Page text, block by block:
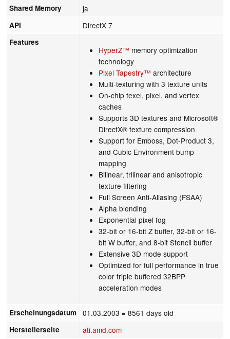
Shared Memory ja
API DirectX 7
Features
HyperZ™ memory optimization
technology
Pixel Tapestry™ architecture
Multi-texturing with 3 texture units
On-chip texel, pixel, and vertex
caches
Supports 3D textures and Microsoft®
DirectX® texture compression
Support for Emboss, Dot-Product 3,
and Cubic Environment bump
mapping
Bilinear, trilinear and anisotropic
texture filtering
Full Screen Anti-Aliasing (FSAA)
Alpha blending
Exponential pixel fog
32-bit or 16-bit Z buffer, 32-bit or 16-
bit W buffer, and 8-bit Stencil buffer
Extensive 3D mode support
Optimized for full performance in true
color triple buffered 32BPP
acceleration modes
Erscheinungsdatum 01.03.2003 = 8561 days old
Herstellerseite ati.amd.com